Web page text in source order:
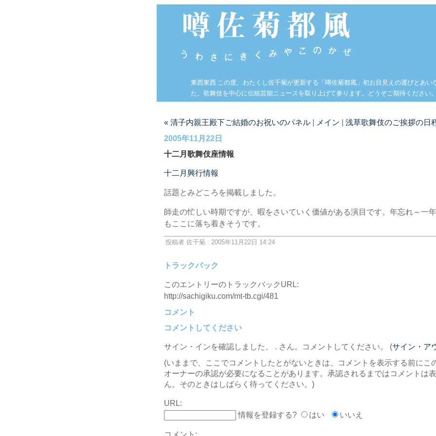
東西東西 この度、わたくし佐千菊が更新する「噂佐菊都風」初お目見えの運びとあい
た。歌舞伎を中心に伝統芸能ニュースを取り上げて参ります。どうぞご期待ください。
« 清子内親王殿下ご結婚のお祝いのパネル メイン
浅草歌舞伎のご挨拶の日
2005年11月22日
十二月歌舞伎座情報
十二月興行情報
話題とみどころを掲載しました。
師走の忙しい時期ですが、暇をさいていく価値がある演目です。年忘れ～一
もここに落ち着きそうです。
投稿者 佐千菊 : 2005年11月22日 14:24
トラックバック
このエントリーのトラックバックURL:
http://sachigiku.com/mt-tb.cgi/481
コメント
コメントしてください
サイン・インを確認しました、 . さん。コメントしてください。 (サイン・ア
(いままで、ここでコメントしたとがないときは、コメントを表示する前にこ
オーナーの承認が必要になることがあります。承認されるまではコメントは
ん。そのときはしばらく待ってください。)
URL:
情報を登録する?
はい いいえ
コメント: